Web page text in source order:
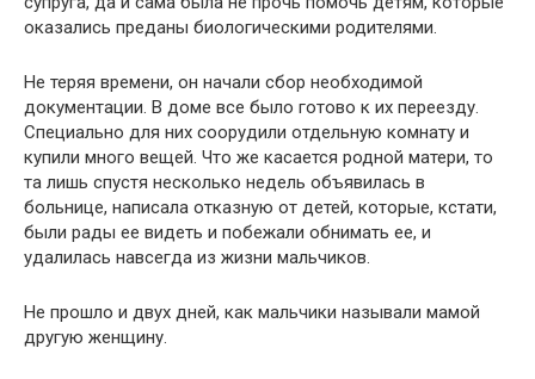
оказались преданы биологическими родителями.
Не теряя времени, он начали сбор необходимой
документации. В доме все было готово к их переезду.
Специально для них соорудили отдельную комнату и
купили много вещей. Что же касается родной матери, то
та лишь спустя несколько недель объявилась в
больнице, написала отказную от детей, которые, кстати,
были рады ее видеть и побежали обнимать ее, и
удалилась навсегда из жизни мальчиков.
Не прошло и двух дней, как мальчики называли мамой
другую женщину.